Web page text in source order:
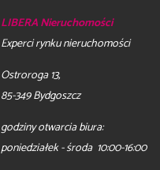
LIBERA Nieruchomości
Experci rynku nieruchomości
Ostroroga 13,
85-349 Bydgoszcz
godziny otwarcia biura:
poniedziałek - środa 10:00-16:00